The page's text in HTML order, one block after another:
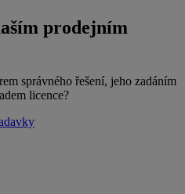
prodejním
správného řešení, jeho zadáním
licence?